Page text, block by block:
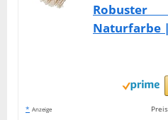
Naturfarbe
* Anzeige